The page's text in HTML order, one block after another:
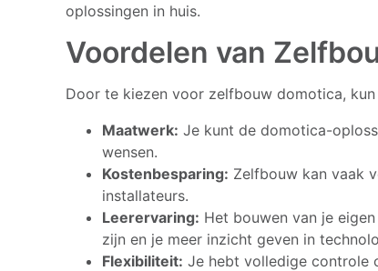
oplossingen in huis.
Voordelen van
Door te kiezen voor zelfbouw domotica,
Maatwerk: Je kunt de domotica-
wensen.
Kostenbesparing: Zelfbouw kan vaak
installateurs.
Leerervaring: Het bouwen van je
zijn en je meer inzicht geven in
Flexibiliteit: Je hebt volledige controle